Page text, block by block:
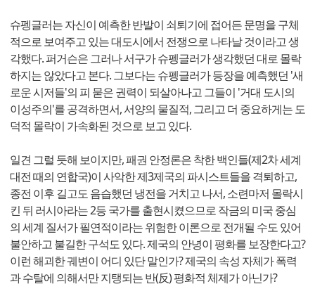
슈펭글러는 자신이 예측한 반발이 쇠퇴기에 접어든 문명을 구체
적으로 보여주고 있는 대도시에서 전쟁으로 나타날 것이라고 생
각했다. 퍼거슨은 그러나 서구가 슈펭글러가 생각했던 대로 몰락
하지는 않았다고 본다. 그보다는 슈펭글러가 등장을 예측했던 '새
로운 시저들'의 피 묻은 권력이 되살아나고 그들이 '거대 도시의
이성주의'를 공격하면서, 서양의 물질적, 그리고 더 중요하게는 도
덕적 몰락이 가속화된 것으로 보고 있다.
일견 그럴 듯해 보이지만, 패권 안정론은 착한 백인들(제2차 세계
대전 때의 연합국)이 사악한 제3제국의 파시스트들을 격퇴하고,
종전 이후 길고도 음습했던 냉전을 거치고 나서, 소련마저 몰락시
킨 뒤 러시아라는 2등 국가를 출현시켰으므로 작금의 미국 중심
의 세계 질서가 필연적이라는 위험한 이론으로 전개될 수도 있어
불안하고 불길한 구석도 있다. 제국의 안녕이 평화를 보장한다고?
이런 해괴한 궤변이 어디 있단 말인가? 제국의 속성 자체가 폭력
과 수탈에 의해서만 지탱되는 반(反) 평화적 체제가 아닌가?